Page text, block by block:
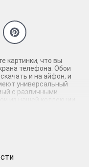
картинки, что вы
телефона. Обои
и на айфон, и
универсальный
с различными
из нашей коллекции
под любой телефон
смартфоне на такие
ярко, сочно
немного памяти.